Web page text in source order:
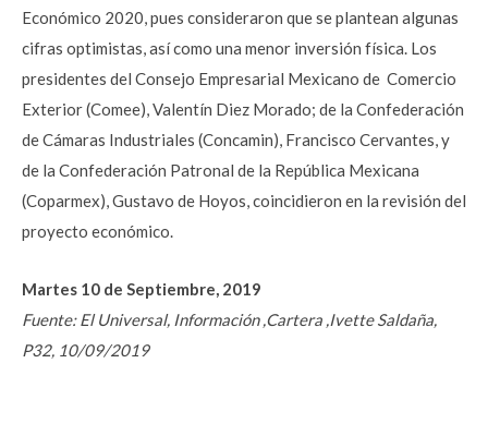
Económico 2020, pues consideraron que se plantean algunas
cifras optimistas, así como una menor inversión física. Los
presidentes del Consejo Empresarial Mexicano de Comercio
Exterior (Comee), Valentín Diez Morado; de la Confederación
de Cámaras Industriales (Concamin), Francisco Cervantes, y
de la Confederación Patronal de la República Mexicana
(Coparmex), Gustavo de Hoyos, coincidieron en la revisión del
proyecto económico.
Martes 10 de Septiembre, 2019
Fuente: El Universal, Información ,Cartera ,Ivette Saldaña,
P32, 10/09/2019